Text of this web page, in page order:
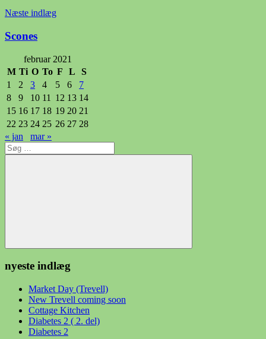
Næste indlæg
Scones
februar 2021
M Ti O To F L
S
1
2 3 4 5 6
7
8
9 10 11 12 13 14
15 16 17 18 19 20 21
22 23 24 25 26 27 28
« jan
mar »
Søg
efter:
Søg
nyeste indlæg
Market Day (Trevell)
New Trevell coming soon
Cottage Kitchen
Diabetes 2 ( 2. del)
Diabetes 2